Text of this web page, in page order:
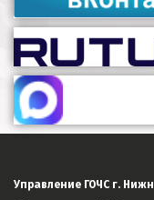
Управление ГОЧС г.